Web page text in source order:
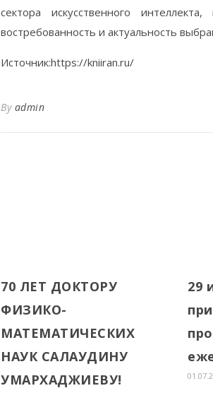
сектора искусственного
востребованность и актуальность
Источник:https://kniiran.ru/
By admin
70 ЛЕТ ДОКТОРУ
ФИЗИКО-
МАТЕМАТИЧЕСКИХ
НАУК САЛАУДИНУ
УМАРХАДЖИЕВУ!
29